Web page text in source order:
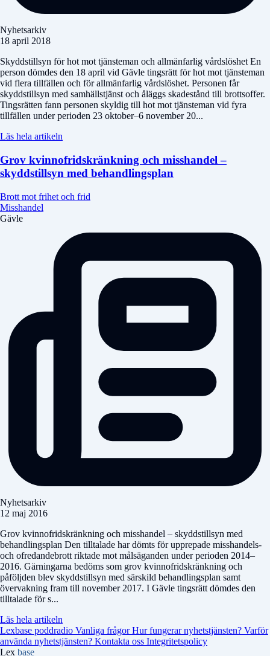
Nyhetsarkiv
18 april 2018
Skyddstillsyn för hot mot tjänsteman och allmänfarlig vårdslöshet En
person dömdes den 18 april vid Gävle tingsrätt för hot mot tjänsteman
vid flera tillfällen och för allmänfarlig vårdslöshet. Personen får
skyddstillsyn med samhällstjänst och åläggs skadestånd till brottsoffer.
Tingsrätten fann personen skyldig till hot mot tjänsteman vid fyra
tillfällen under perioden 23 oktober–6 november 20...
Läs hela artikeln
Grov kvinnofridskränkning och misshandel –
skyddstillsyn med behandlingsplan
Brott mot frihet och frid
Misshandel
Gävle
Nyhetsarkiv
12 maj 2016
Grov kvinnofridskränkning och misshandel – skyddstillsyn med
behandlingsplan Den tilltalade har dömts för upprepade misshandels-
och ofredandebrott riktade mot målsäganden under perioden 2014–
2016. Gärningarna bedöms som grov kvinnofridskränkning och
påföljden blev skyddstillsyn med särskild behandlingsplan samt
övervakning fram till november 2017. I Gävle tingsrätt dömdes den
tilltalade för s...
Läs hela artikeln
Lexbase poddradio Vanliga frågorHur fungerar nyhetstjänsten? Varför
använda nyhetstjänsten? Kontakta oss Integritetspolicy
Lex base